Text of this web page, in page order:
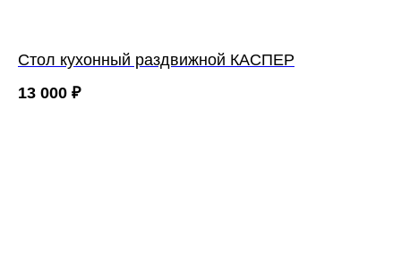
Стол кухонный раздвижной КАСПЕР
13 000 ₽